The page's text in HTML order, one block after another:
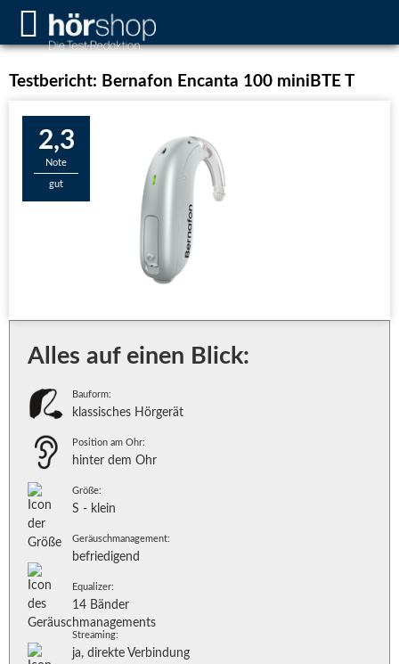
Testbericht: Bernafon Encanta 100 miniBTE T
2,3
Note
gut
Alles auf einen Blick:
Bauform:
klassisches Hörgerät
Position am Ohr:
hinter dem Ohr
Größe:
S - klein
Geräuschmanagement:
befriedigend
Equalizer:
14 Bänder
Streaming:
ja, direkte Verbindung